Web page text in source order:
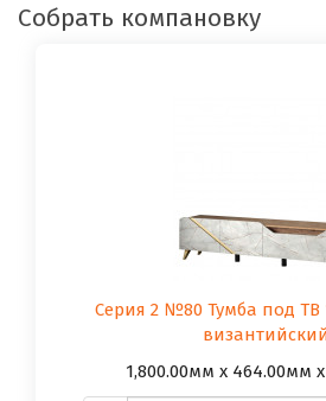
Собрать компановку
Серия 2 №80 Тумба под ТВ
1,800.00мм x 464.00мм